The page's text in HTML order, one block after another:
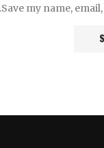
Save my name,